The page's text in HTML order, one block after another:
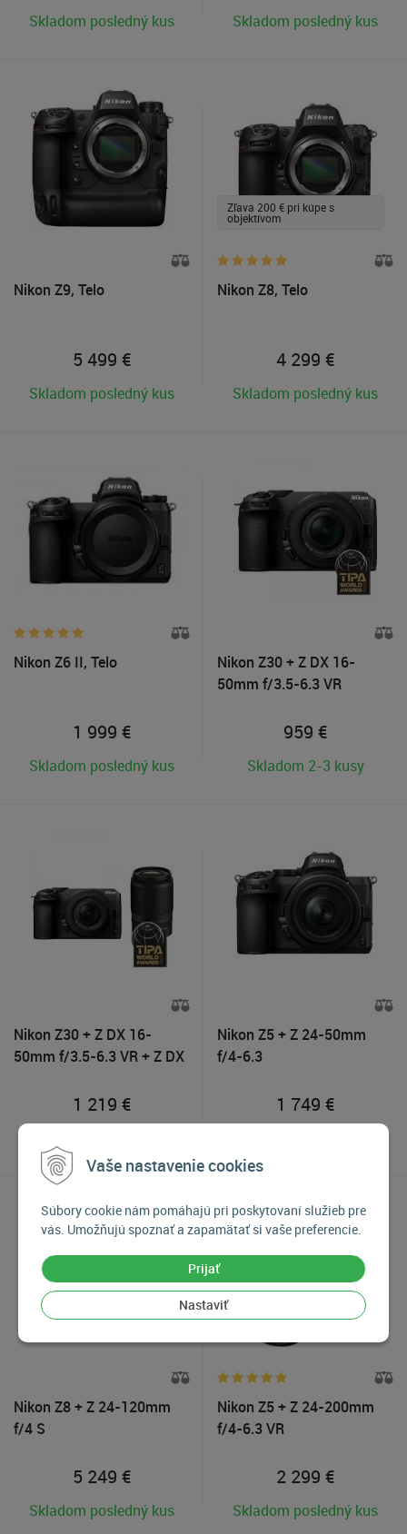
Vaše nastavenie cookies
Súbory cookie nám pomáhajú pri poskytovaní služieb pre
vás. Umožňujú spoznať a zapamätať si vaše preferencie.
Prijať
Nastaviť
Skladom posledný kus Skladom posledný kus
Nikon Z9, Telo
5 499 €
Skladom posledný kus
Zľava 200 € pri kúpe s
objektívom
Nikon Z8, Telo
4 299 €
Skladom posledný kus
Nikon Z6 II, Telo
1 999 €
Skladom posledný kus
Nikon Z30 + Z DX 16-
50mm f/3.5-6.3 VR
959 €
Skladom 2-3 kusy
Nikon Z30 + Z DX 16-
50mm f/3.5-6.3 VR + Z DX
1 219 €
Nikon Z5 + Z 24-50mm
f/4-6.3
1 749 €
Nikon Z8 + Z 24-120mm
f/4 S
5 249 €
Skladom posledný kus
Nikon Z5 + Z 24-200mm
f/4-6.3 VR
2 299 €
Skladom posledný kus